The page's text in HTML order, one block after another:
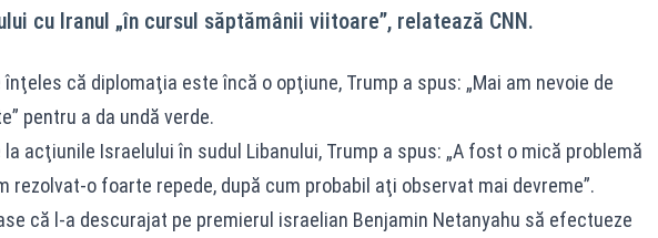
cu Iranul „în cursul săptămânii viitoare”, relatează CNN.
înţeles că diplomaţia este încă o opţiune, Trump a spus: „Mai am nevoie de
pentru a da undă verde.
acţiunile Israelului în sudul Libanului, Trump a spus: „A fost o mică problemă
rezolvat-o foarte repede, după cum probabil aţi observat mai devreme”.
că l-a descurajat pe premierul israelian Benjamin Netanyahu să efectueze